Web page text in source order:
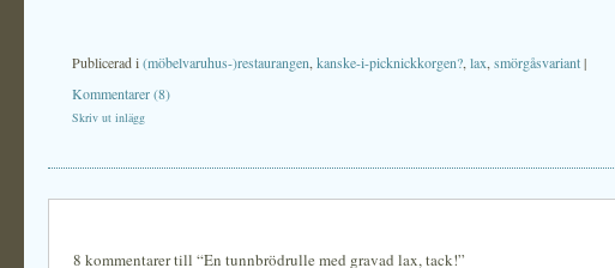
Publicerad i(möbelvaruhus-)restaurangen kanske-i-picknickkorgen? lax smörgåsvariant|
Kommentarer (8)
Skriv ut inlägg
8 kommentarer till “En tunnbrödrulle med gravad lax, tack!”